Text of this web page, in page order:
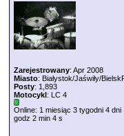
Zarejestrowany: Apr 2008
Miasto: Białystok/Jaświły/
Posty: 1,893
Motocykl: LC 4
Online: 1 miesiąc 3 tygodni 4 dni
godz 2 min 4 s